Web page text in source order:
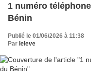
1 numéro
Bénin
Publié le 01/06/2026 à 11:38
Par leleve